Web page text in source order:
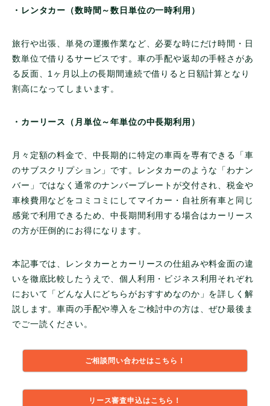
・レンタカー（数時間～数日単位の一時利用）
旅行や出張、単発の運搬作業など、必要な時にだけ時間・日
数単位で借りるサービスです。車の手配や返却の手軽さがあ
る反面、1ヶ月以上の長期間連続で借りると日額計算となり
割高になってしまいます。
・カーリース（月単位～年単位の中長期利用）
月々定額の料金で、中長期的に特定の車両を専有できる「車
のサブスクリプション」です。レンタカーのような「わナン
バー」ではなく通常のナンバープレートが交付され、税金や
車検費用などをコミコミにしてマイカー・自社所有車と同じ
感覚で利用できるため、中長期間利用する場合はカーリース
の方が圧倒的にお得になります。
本記事では、レンタカーとカーリースの仕組みや料金面の違
いを徹底比較したうえで、個人利用・ビジネス利用それぞれ
において「どんな人にどちらがおすすめなのか」を詳しく解
説します。車両の手配や導入をご検討中の方は、ぜひ最後ま
でご一読ください。
ご相談問い合わせはこちら！
リース審査申込はこちら！